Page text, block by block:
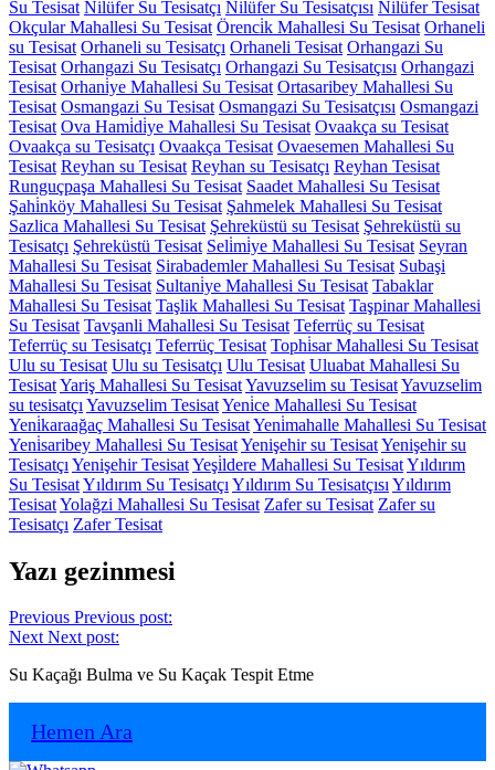
Su Tesisat Nilüfer Su Tesisatçı Nilüfer Su Tesisatçısı Nilüfer Tesisat
Okçular Mahallesi Su Tesisat Örenci̇k Mahallesi Su Tesisat Orhaneli
su Tesisat Orhaneli su Tesisatçı Orhaneli Tesisat Orhangazi Su
Tesisat Orhangazi Su Tesisatçı Orhangazi Su Tesisatçısı Orhangazi
Tesisat Orhani̇ye Mahallesi Su Tesisat Ortasaribey Mahallesi Su
Tesisat Osmangazi Su Tesisat Osmangazi Su Tesisatçısı Osmangazi
Tesisat Ova Hami̇di̇ye Mahallesi Su Tesisat Ovaakça su Tesisat
Ovaakça su Tesisatçı Ovaakça Tesisat Ovaesemen Mahallesi Su
Tesisat Reyhan su Tesisat Reyhan su Tesisatçı Reyhan Tesisat
Runguçpaşa Mahallesi Su Tesisat Saadet Mahallesi Su Tesisat
Şahi̇nköy Mahallesi Su Tesisat Şahmelek Mahallesi Su Tesisat
Sazlica Mahallesi Su Tesisat Şehreküstü su Tesisat Şehreküstü su
Tesisatçı Şehreküstü Tesisat Seli̇mi̇ye Mahallesi Su Tesisat Seyran
Mahallesi Su Tesisat Sirabademler Mahallesi Su Tesisat Subaşi
Mahallesi Su Tesisat Sultani̇ye Mahallesi Su Tesisat Tabaklar
Mahallesi Su Tesisat Taşlik Mahallesi Su Tesisat Taşpinar Mahallesi
Su Tesisat Tavşanli Mahallesi Su Tesisat Teferrüç su Tesisat
Teferrüç su Tesisatçı Teferrüç Tesisat Tophi̇sar Mahallesi Su Tesisat
Ulu su Tesisat Ulu su Tesisatçı Ulu Tesisat Uluabat Mahallesi Su
TesisatYariş Mahallesi Su TesisatYavuzselim su TesisatYavuzselim
su tesisatçı Yavuzselim TesisatYeni̇ce Mahallesi Su Tesisat
Yeni̇karaağaç Mahallesi Su TesisatYeni̇mahalle Mahallesi Su Tesisat
Yeni̇saribey Mahallesi Su TesisatYenişehir su TesisatYenişehir su
Tesisatçı Yenişehir TesisatYeşi̇ldere Mahallesi Su TesisatYıldırım
Su TesisatYıldırım Su Tesisatçı Yıldırım Su Tesisatçısı Yıldırım
TesisatYolağzi Mahallesi Su Tesisat Zafer su Tesisat Zafer su
Tesisatçı Zafer Tesisat
Yazı gezinmesi
Previous Previous post:
Next Next post:
Su Kaçağı Bulma ve Su Kaçak Tespit Etme
Hemen Ara